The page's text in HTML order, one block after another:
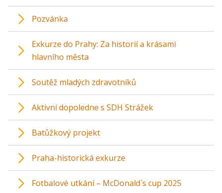
Pozvánka
Exkurze do Prahy: Za historií a krásami
hlavního města
Soutěž mladých zdravotníků
Aktivní dopoledne s SDH Strážek
Batůžkový projekt
Praha-historická exkurze
Fotbalové utkání – McDonald´s cup 2025